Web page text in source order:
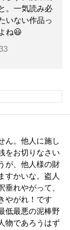
。一気読み必
いない作品っ
ね😃
ん。他人に施し
をお切りなさい
が、他人様の財
すかいな。盗人
垂れやがって、
やがれ！です
低最悪の泥棒野
物であろうはず